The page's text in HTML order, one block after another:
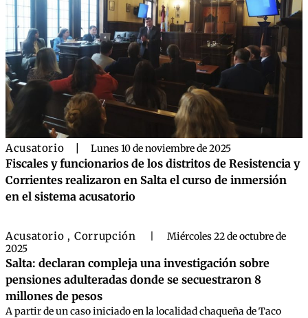
Acusatorio Lunes 10 de noviembre de 2025
Fiscales y funcionarios de los distritos de Resistencia y
Corrientes realizaron en Salta el curso de inmersión
en el sistema acusatorio
Acusatorio , Corrupción
Miércoles 22 de octubre de
2025
Salta: declaran compleja una investigación sobre
pensiones adulteradas donde se secuestraron 8
millones de pesos
A partir de un caso iniciado en la localidad chaqueña de Taco